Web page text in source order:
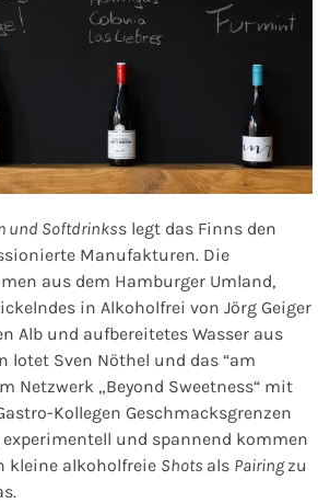
und Softdrinkss legt das Finns den
Manufakturen. Die
aus dem Hamburger Umland,
in Alkoholfrei von Jörg Geiger
Alb und aufbereitetes Wasser aus
lotet Sven Nöthel und das “am
Netzwerk „Beyond Sweetness“ mit
Kollegen Geschmacksgrenzen
experimentell und spannend kommen
kleine alkoholfreie Shots als Pairingzu